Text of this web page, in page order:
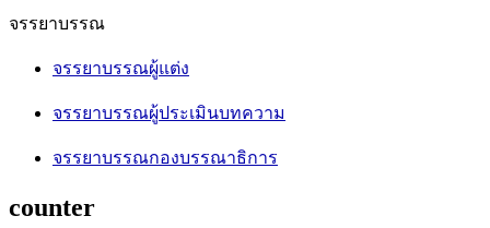
จรรยาบรรณ
จรรยาบรรณผู้แต่ง
จรรยาบรรณผู้ประเมินบทความ
จรรยาบรรณกองบรรณาธิการ
counter